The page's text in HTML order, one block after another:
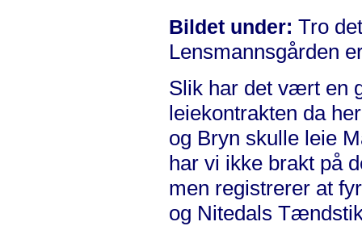
Bildet under: Tro
Lensmannsgården
Slik har det vært en
leiekontrakten da
og Bryn skulle leie
har vi ikke brakt på
men registrerer at
og Nitedals